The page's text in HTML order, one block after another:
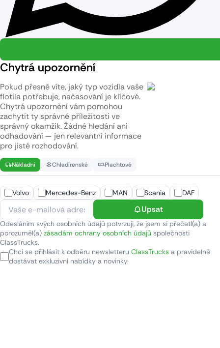
Chytrá upozornění
Pokud přesně víte, jaký typ vozidla vaše
flotila potřebuje, načasování je klíčové.
Chytrá upozornění vám pomohou
zachytit ty správné příležitosti ve
správný okamžik. Žádné hledání ani
odhadování — jen relevantní informace
pro jisté rozhodování.
Nákladní Chladírenské Plachtové
Volvo Mercedes-Benz MAN Scania DAF
Upsat
Odesláním svých osobních údajů potvrzuji, že jsem si přečetl(a) a
porozuměl(a) zásadám ochrany osobních údajů společnosti
ClassTrucks.
Chci se přihlásit k odběru newsletteru ClassTrucks a pravidelně
dostávat exkluzivní nabídky a novinky.